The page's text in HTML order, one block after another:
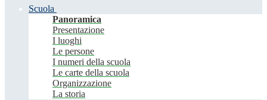
Scuola
Panoramica
Presentazione
I luoghi
Le persone
I numeri della scuola
Le carte della scuola
Organizzazione
La storia